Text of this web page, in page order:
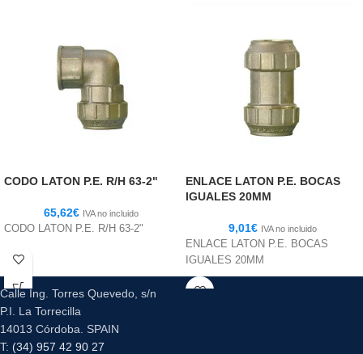
CODO LATON P.E. R/H 63-2"
65,62€ IVA no incluido
CODO LATON P.E. R/H 63-2"
ENLACE LATON P.E. BOCAS
IGUALES 20MM
9,01€ IVA no incluido
ENLACE LATON P.E. BOCAS
IGUALES 20MM
Calle Ing. Torres Quevedo, s/n
P.I. La Torrecilla
14013 Córdoba. SPAIN
T: (34) 957 42 90 27